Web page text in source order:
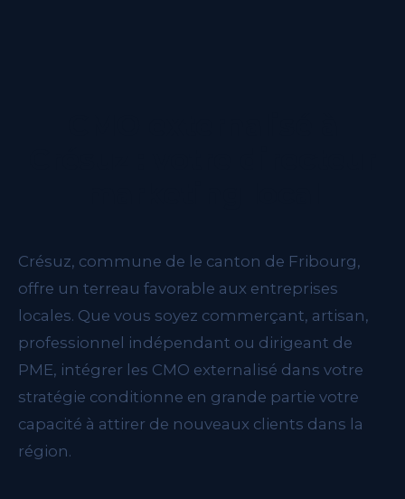
Crésuz, commune de le canton de Fribourg,
offre un terreau favorable aux entreprises
locales. Que vous soyez commerçant, artisan,
professionnel indépendant ou dirigeant de
PME, intégrer les CMO externalisé dans votre
stratégie conditionne en grande partie votre
capacité à attirer de nouveaux clients dans la
région.